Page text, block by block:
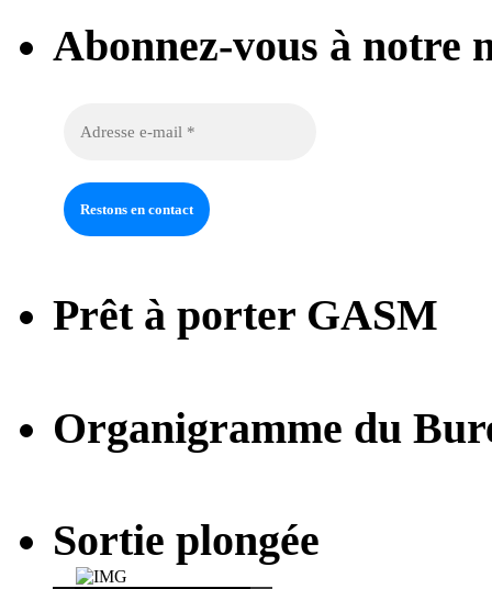
Abonnez-vous à notre
Prêt à porter GASM
Organigramme du
Sortie plongée